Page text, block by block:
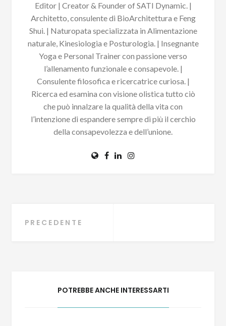
Editor | Creator & Founder of SATI Dynamic. |
Architetto, consulente di BioArchitettura e Feng
Shui. | Naturopata specializzata in Alimentazione
naturale, Kinesiologia e Posturologia. | Insegnante
Yoga e Personal Trainer con passione verso
l’allenamento funzionale e consapevole. |
Consulente filosofica e ricercatrice curiosa. |
Ricerca ed esamina con visione olistica tutto ciò
che può innalzare la qualità della vita con
l’intenzione di espandere sempre di più il cerchio
della consapevolezza e dell’unione.
Navigazione
PRECEDENTE
POTREBBE ANCHE INTERESSARTI